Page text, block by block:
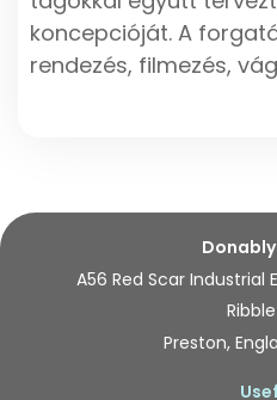
koncepcióját. A
rendezés, filmezés,
én reszortom. A
illetve a klip
Donably
A56 Red Scar Industrial
Preston,